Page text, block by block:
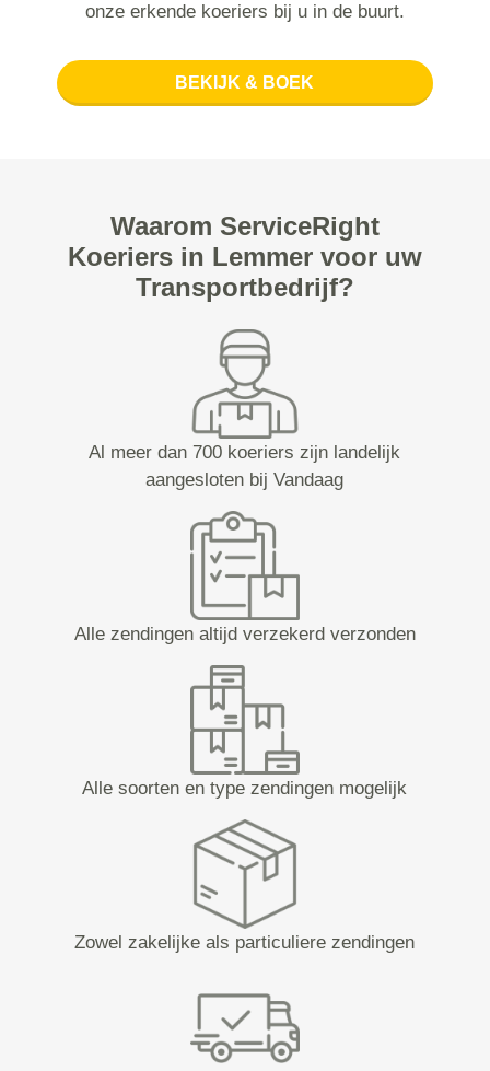
onze erkende koeriers bij u in de buurt.
BEKIJK & BOEK
Waarom ServiceRight
Koeriers in Lemmer voor uw
Transportbedrijf?
Al meer dan 700 koeriers zijn landelijk
aangesloten bij Vandaag
Alle zendingen altijd verzekerd verzonden
Alle soorten en type zendingen mogelijk
Zowel zakelijke als particuliere zendingen